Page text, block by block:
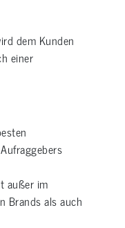
dem Kunden
einer
außer im
Brands als auch